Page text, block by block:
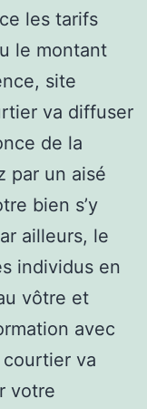
les tarifs
le montant
site
va diffuser
de la
par un aisé
bien s’y
ailleurs, le
individus en
vôtre et
avec
va
votre